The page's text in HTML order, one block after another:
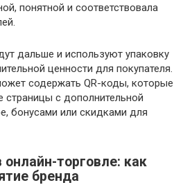
понятной и соответствовала
дальше и используют упаковку
ценности для покупателя.
содержать QR-коды, которые
страницы с дополнительной
бонусами или скидками для
онлайн-торговле: как
бренда